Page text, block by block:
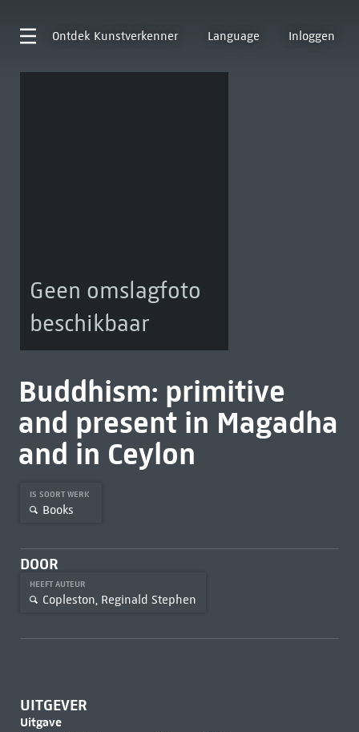
Ontdek Kunstverkenner Language Inloggen
Geen omslagfoto
beschikbaar
Buddhism: primitive
and present in Magadha
and in Ceylon
IS SOORT WERK
Books
DOOR
HEEFT AUTEUR
Copleston, Reginald Stephen
UITGEVER
Uitgave